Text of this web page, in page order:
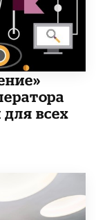
всех